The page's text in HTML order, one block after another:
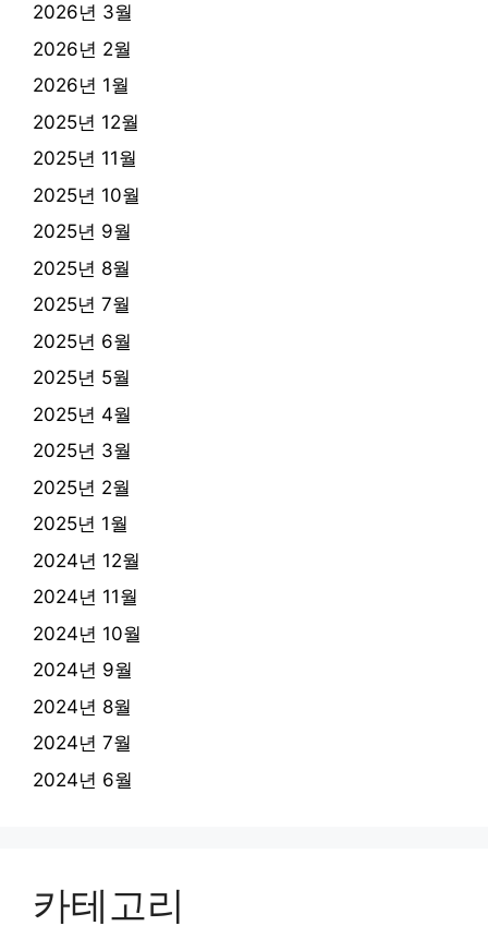
2026년 3월
2026년 2월
2026년 1월
2025년 12월
2025년 11월
2025년 10월
2025년 9월
2025년 8월
2025년 7월
2025년 6월
2025년 5월
2025년 4월
2025년 3월
2025년 2월
2025년 1월
2024년 12월
2024년 11월
2024년 10월
2024년 9월
2024년 8월
2024년 7월
2024년 6월
카테고리